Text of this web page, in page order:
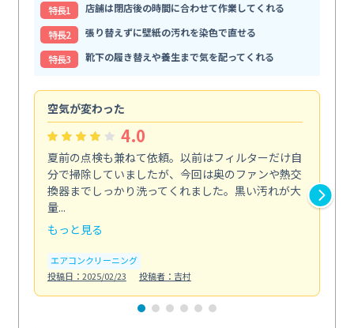
特⻑1
店舗は閉店後の時間に合わせて作業してくれる
特⻑2
張り替えずに壁紙の汚れを染色で直せる
特⻑3
靴下の履き替えや養生まで気を配ってくれる
空気が変わった
4.0
夏前の点検も兼ねて依頼。以前はフィルターだけ自
分で掃除していましたが、今回は奥のファンや熱交
換器までしっかり洗ってくれました。黒い汚れが大
量...
もっと見る
エアコンクリーニング
投稿日：2025/02/23
投稿者：吉村